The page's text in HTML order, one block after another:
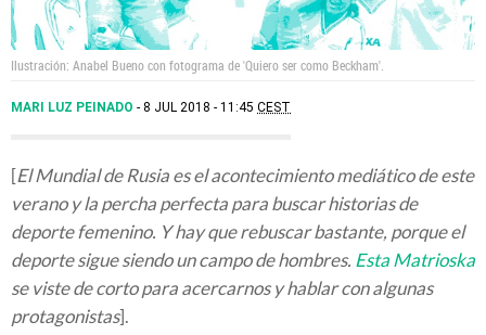
Ilustración: Anabel Bueno con fotograma de 'Quiero ser como Beckham'.
MARI LUZ PEINADO 8 JUL 2018 - 11:45 CEST
[El Mundial de Rusia es el acontecimiento mediático de este
verano y la percha perfecta para buscar historias de
deporte femenino. Y hay que rebuscar bastante, porque el
deporte sigue siendo un campo de hombres. Esta Matrioska
se viste de corto para acercarnos y hablar con algunas
protagonistas].